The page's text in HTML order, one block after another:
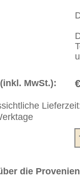
(0)20 7183 4544
Geschäftsbedingungen